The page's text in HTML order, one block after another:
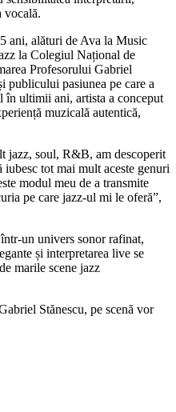
vocală.
ani, alături de Ava la Music
la Colegiul Național de
Profesorului Gabriel
publicului pasiunea pe care a
în ultimii ani, artista a conceput
muzicală autentică,
jazz, soul, R&B, am descoperit
iubesc tot mai mult aceste genuri
modul meu de a transmite
pe care jazz-ul mi le oferă”,
un univers sonor rafinat,
și interpretarea live se
marile scene jazz
Stănescu, pe scenă vor